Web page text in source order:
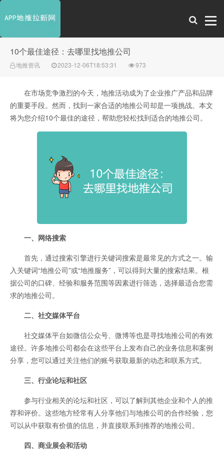
10个最佳途径：去哪里找地推公司
地推资讯 2023-12-06T18:53:31 973
在市场竞争激烈的今天，地推活动成为了企业推广产品和品牌
的重要手段。然而，找到一家合适的地推公司却是一项挑战。本文
将为您介绍10个最佳的途径，帮助您轻松找到适合的地推公司。
一、网络搜索
首先，通过搜索引擎进行关键词搜索是最常见的方式之一。输
入关键词“地推公司”或“地推服务”，可以得到大量的搜索结果。根
据公司的口碑、经验和服务范围等因素进行筛选，选择最适合您需
求的地推公司。
二、社交媒体平台
社交媒体平台如微信公众号、微博等也是寻找地推公司的有效
途径。许多地推公司都会在这些平台上发布自己的业务信息和案例
分享，您可以通过关注他们的账号获取最新的动态和联系方式。
三、行业论坛和社区
参与行业相关的论坛和社区，可以了解到其他企业和个人的推
荐和评价。这些地方经常有人分享他们与地推公司的合作经验，您
可以从中获取有价值的信息，并直接联系到推荐的地推公司。
四、商业展会和活动